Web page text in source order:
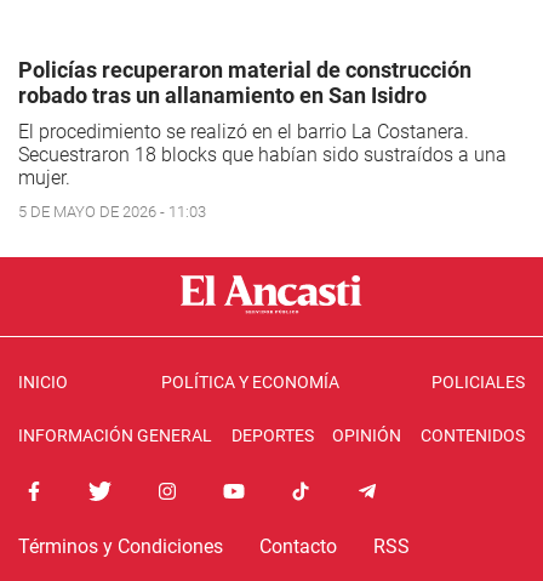
Policías recuperaron material de construcción
robado tras un allanamiento en San Isidro
El procedimiento se realizó en el barrio La Costanera.
Secuestraron 18 blocks que habían sido sustraídos a una
mujer.
5 DE MAYO DE 2026 - 11:03
INICIO POLÍTICA Y ECONOMÍA POLICIALES
INFORMACIÓN GENERAL DEPORTES OPINIÓN CONTENIDOS
Términos y Condiciones Contacto RSS